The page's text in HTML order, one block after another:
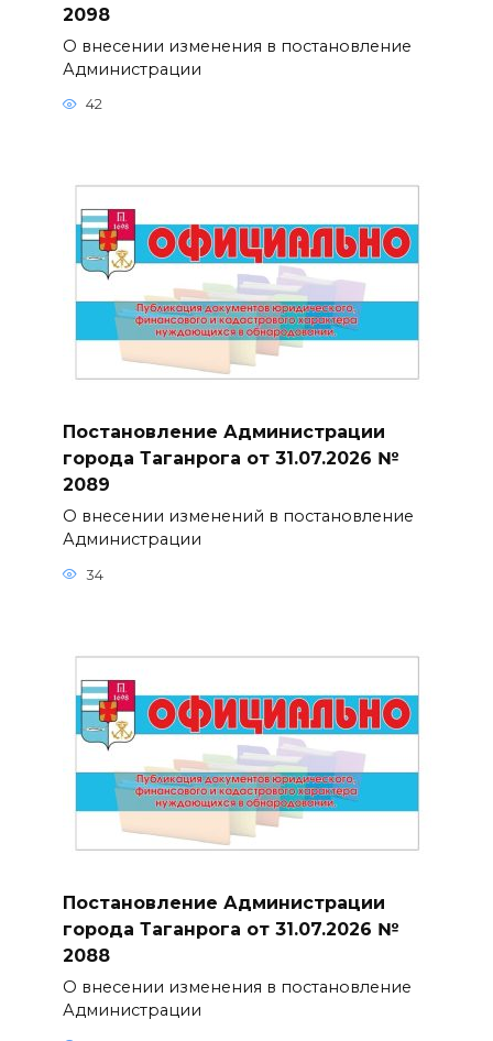
2098
О внесении изменения в постановление
Администрации
42
Постановление Администрации
города Таганрога от 31.07.2026 №
2089
О внесении изменений в постановление
Администрации
34
Постановление Администрации
города Таганрога от 31.07.2026 №
2088
О внесении изменения в постановление
Администрации